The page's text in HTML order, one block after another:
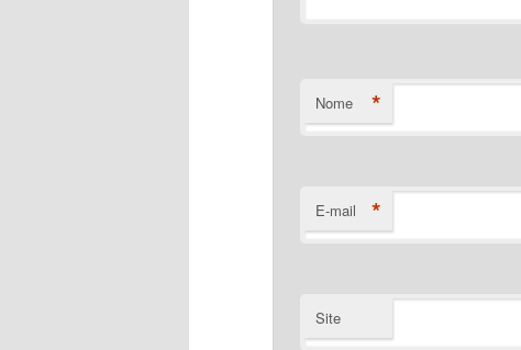
Nome *
E-mail *
Site